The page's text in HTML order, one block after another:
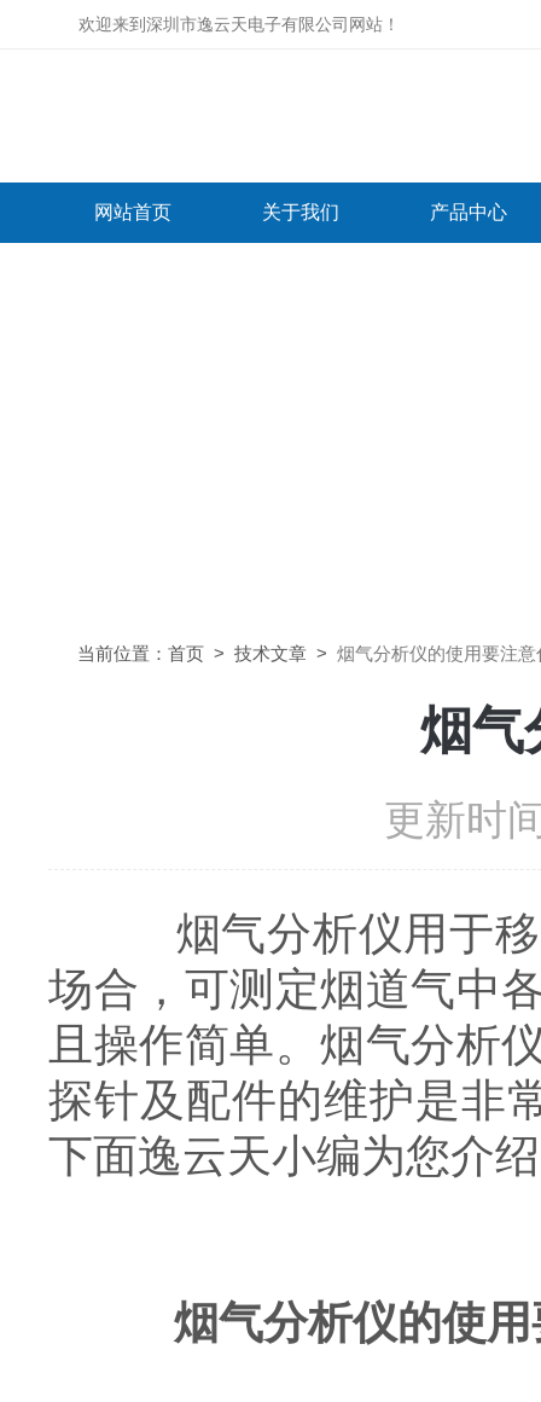
欢迎来到 深圳市逸云天电子有限公司网站 ！
网站首页 关于我们 产品中心
当前位置： 首页 > 技术文章 > 烟气分析仪的使用要注意
烟气
更新时
烟气分析仪用于移
场合，可测定烟道气中
且操作简单。烟气分析
探针及配件的维护是非
下面逸云天小编为您介
烟气分析仪的使